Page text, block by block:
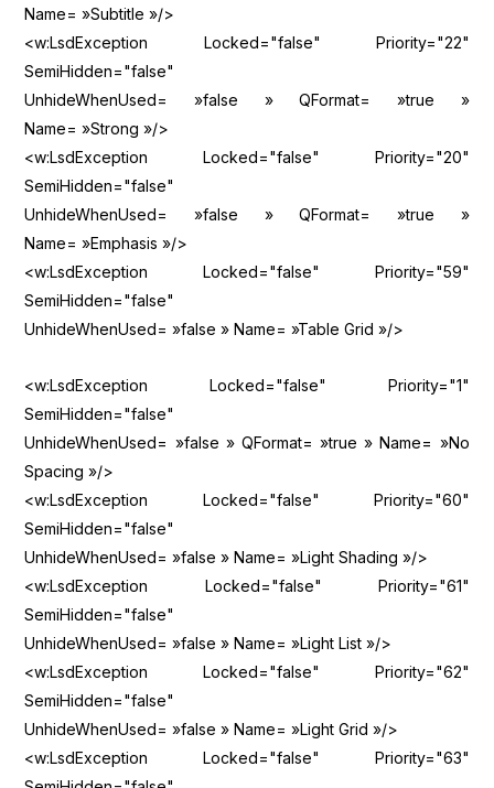
Name= »Subtitle »/>
<w:LsdException Locked="false" Priority="22"
SemiHidden="false"
UnhideWhenUsed= »false » QFormat= »true »
Name= »Strong »/>
<w:LsdException Locked="false" Priority="20"
SemiHidden="false"
UnhideWhenUsed= »false » QFormat= »true »
Name= »Emphasis »/>
<w:LsdException Locked="false" Priority="59"
SemiHidden="false"
UnhideWhenUsed= »false » Name= »Table Grid »/>
<w:LsdException Locked="false" Priority="1"
SemiHidden="false"
UnhideWhenUsed= »false » QFormat= »true » Name= »No
Spacing »/>
<w:LsdException Locked="false" Priority="60"
SemiHidden="false"
UnhideWhenUsed= »false » Name= »Light Shading »/>
<w:LsdException Locked="false" Priority="61"
SemiHidden="false"
UnhideWhenUsed= »false » Name= »Light List »/>
<w:LsdException Locked="false" Priority="62"
SemiHidden="false"
UnhideWhenUsed= »false » Name= »Light Grid »/>
<w:LsdException Locked="false" Priority="63"